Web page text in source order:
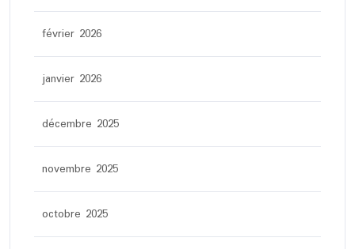
février 2026
janvier 2026
décembre 2025
novembre 2025
octobre 2025